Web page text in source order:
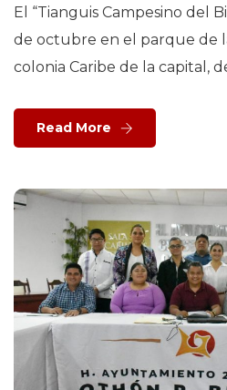
El “Tianguis Campesino del
de octubre en el parque de
colonia Caribe de la capital,
Read More